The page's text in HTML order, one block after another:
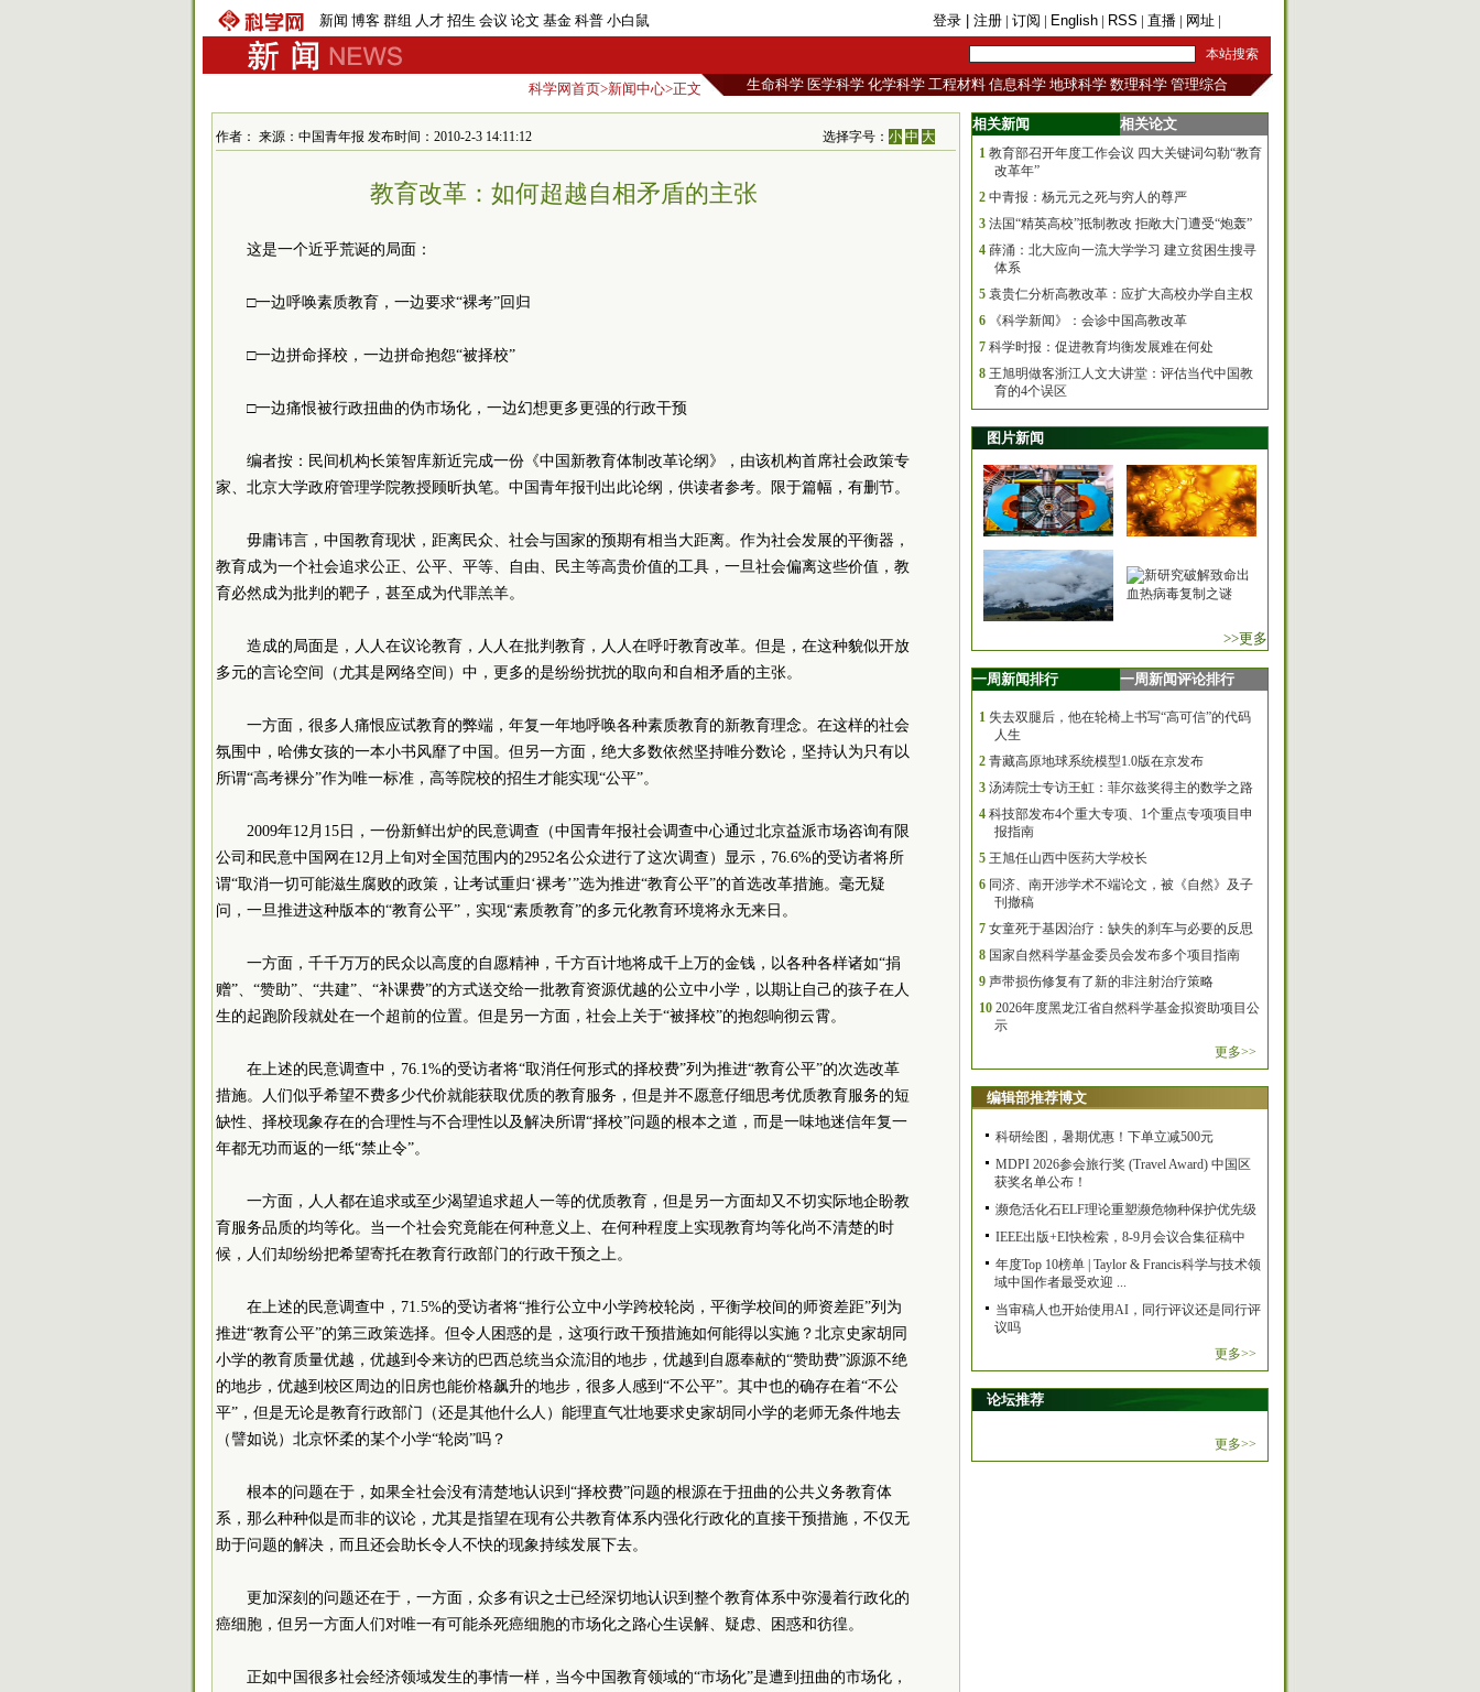
新闻 博客 群组 人才 招生 会议 论文 基金 科普 小白鼠 登录 | 注册 | 订阅 | English | RSS | 直播 | 网址 |
科学网首页>新闻中心>正文 生命科学 医学科学 化学科学 工程材料 信息科学 地球科学 数理科学 管理综合
作者： 来源：中国青年报 发布时间：2010-2-3 14:11:12 选择字号：小 中 大
教育改革：如何超越自相矛盾的主张
这是一个近乎荒诞的局面：
□一边呼唤素质教育，一边要求“裸考”回归
□一边拼命择校，一边拼命抱怨“被择校”
□一边痛恨被行政扭曲的伪市场化，一边幻想更多更强的行政干预
编者按：民间机构长策智库新近完成一份《中国新教育体制改革论纲》，由该机构首席社会政策专
家、北京大学政府管理学院教授顾昕执笔。中国青年报刊出此论纲，供读者参考。限于篇幅，有删节。
毋庸讳言，中国教育现状，距离民众、社会与国家的预期有相当大距离。作为社会发展的平衡器，
教育成为一个社会追求公正、公平、平等、自由、民主等高贵价值的工具，一旦社会偏离这些价值，教
育必然成为批判的靶子，甚至成为代罪羔羊。
造成的局面是，人人在议论教育，人人在批判教育，人人在呼吁教育改革。但是，在这种貌似开放
多元的言论空间（尤其是网络空间）中，更多的是纷纷扰扰的取向和自相矛盾的主张。
一方面，很多人痛恨应试教育的弊端，年复一年地呼唤各种素质教育的新教育理念。在这样的社会
氛围中，哈佛女孩的一本小书风靡了中国。但另一方面，绝大多数依然坚持唯分数论，坚持认为只有以
所谓“高考裸分”作为唯一标准，高等院校的招生才能实现“公平”。
2009年12月15日，一份新鲜出炉的民意调查（中国青年报社会调查中心通过北京益派市场咨询有限
公司和民意中国网在12月上旬对全国范围内的2952名公众进行了这次调查）显示，76.6%的受访者将所
谓“取消一切可能滋生腐败的政策，让考试重归‘裸考’”选为推进“教育公平”的首选改革措施。毫无疑
问，一旦推进这种版本的“教育公平”，实现“素质教育”的多元化教育环境将永无来日。
一方面，千千万万的民众以高度的自愿精神，千方百计地将成千上万的金钱，以各种各样诸如“捐
赠”、“赞助”、“共建”、“补课费”的方式送交给一批教育资源优越的公立中小学，以期让自己的孩子在人
生的起跑阶段就处在一个超前的位置。但是另一方面，社会上关于“被择校”的抱怨响彻云霄。
在上述的民意调查中，76.1%的受访者将“取消任何形式的择校费”列为推进“教育公平”的次选改革
措施。人们似乎希望不费多少代价就能获取优质的教育服务，但是并不愿意仔细思考优质教育服务的短
缺性、择校现象存在的合理性与不合理性以及解决所谓“择校”问题的根本之道，而是一味地迷信年复一
年都无功而返的一纸“禁止令”。
一方面，人人都在追求或至少渴望追求超人一等的优质教育，但是另一方面却又不切实际地企盼教
育服务品质的均等化。当一个社会究竟能在何种意义上、在何种程度上实现教育均等化尚不清楚的时
候，人们却纷纷把希望寄托在教育行政部门的行政干预之上。
在上述的民意调查中，71.5%的受访者将“推行公立中小学跨校轮岗，平衡学校间的师资差距”列为
推进“教育公平”的第三政策选择。但令人困惑的是，这项行政干预措施如何能得以实施？北京史家胡同
小学的教育质量优越，优越到令来访的巴西总统当众流泪的地步，优越到自愿奉献的“赞助费”源源不绝
的地步，优越到校区周边的旧房也能价格飙升的地步，很多人感到“不公平”。其中也的确存在着“不公
平”，但是无论是教育行政部门（还是其他什么人）能理直气壮地要求史家胡同小学的老师无条件地去
（譬如说）北京怀柔的某个小学“轮岗”吗？
根本的问题在于，如果全社会没有清楚地认识到“择校费”问题的根源在于扭曲的公共义务教育体
系，那么种种似是而非的议论，尤其是指望在现有公共教育体系内强化行政化的直接干预措施，不仅无
助于问题的解决，而且还会助长令人不快的现象持续发展下去。
更加深刻的问题还在于，一方面，众多有识之士已经深切地认识到整个教育体系中弥漫着行政化的
癌细胞，但另一方面人们对唯一有可能杀死癌细胞的市场化之路心生误解、疑虑、困惑和彷徨。
正如中国很多社会经济领域发生的事情一样，当今中国教育领域的“市场化”是遭到扭曲的市场化，
相关新闻 相关论文
1 教育部召开年度工作会议 四大关键词勾勒“教育
改革年”
2 中青报：杨元元之死与穷人的尊严
3 法国“精英高校”抵制教改 拒敞大门遭受“炮轰”
4 薛涌：北大应向一流大学学习 建立贫困生搜寻
体系
5 袁贵仁分析高教改革：应扩大高校办学自主权
6
《科学新闻》：会诊中国高教改革
7 科学时报：促进教育均衡发展难在何处
8 王旭明做客浙江人文大讲堂：评估当代中国教
育的4个误区
图片新闻
>>更多
一周新闻排行 一周新闻评论排行
1 失去双腿后，他在轮椅上书写“高可信”的代码
人生
2 青藏高原地球系统模型1.0版在京发布
3 汤涛院士专访王虹：菲尔兹奖得主的数学之路
4 科技部发布4个重大专项、1个重点专项项目申
报指南
5 王旭任山西中医药大学校长
6 同济、南开涉学术不端论文，被《自然》及子
刊撤稿
7 女童死于基因治疗：缺失的刹车与必要的反思
8 国家自然科学基金委员会发布多个项目指南
9 声带损伤修复有了新的非注射治疗策略
10 2026年度黑龙江省自然科学基金拟资助项目公
示
更多>>
编辑部推荐博文
科研绘图，暑期优惠！下单立减500元
MDPI 2026参会旅行奖 (Travel Award) 中国区
获奖名单公布！
濒危活化石ELF理论重塑濒危物种保护优先级
IEEE出版+EI快检索，8-9月会议合集征稿中
年度Top 10榜单 | Taylor & Francis科学与技术领
域中国作者最受欢迎 ...
当审稿人也开始使用AI，同行评议还是同行评
议吗
更多>>
论坛推荐
更多>>